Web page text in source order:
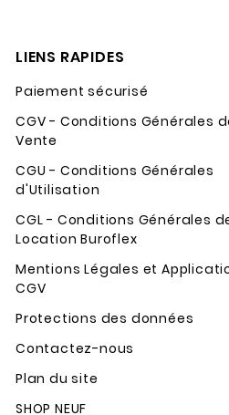
LIENS RAPIDES
Paiement sécurisé
CGV - Conditions Générales
Vente
CGU - Conditions Générales
d'Utilisation
CGL - Conditions Générales
Location Buroflex
Mentions Légales et
CGV
Protections des données
Contactez-nous
Plan du site
SHOP NEUF